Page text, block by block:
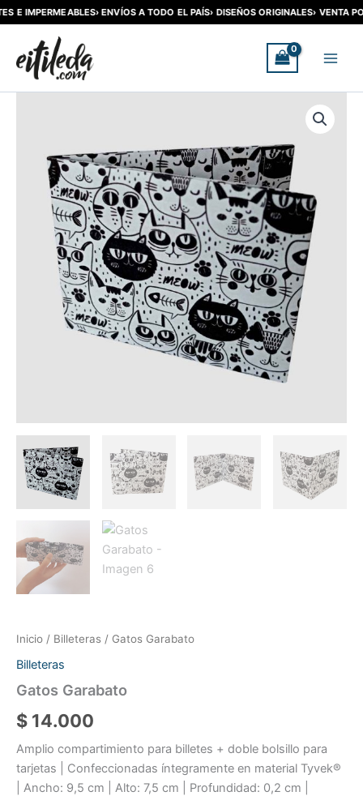
E IMPERMEABLES› ENVÍOS A TODO EL PAÍS› DISEÑOS ORIGINALES› VENTA POR
contenido
Inicio / Billeteras / Gatos Garabato
Billeteras
Gatos Garabato
$ 14.000
Amplio compartimiento para billetes + doble bolsillo para
tarjetas | Confeccionadas íntegramente en material Tyvek®
| Ancho: 9,5 cm | Alto: 7,5 cm | Profundidad: 0,2 cm |